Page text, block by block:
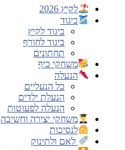
לקיץ 2026
ביגוד
ביגוד לקיץ
ביגוד לחורף
תחתונים
משחקי כיף
הנעלה
כל הנעליים
הנעלת ילדים
הנעלה לפעוטות
משחקי יצירה וחשיבה
לנסיכות
לאם ולתינוק